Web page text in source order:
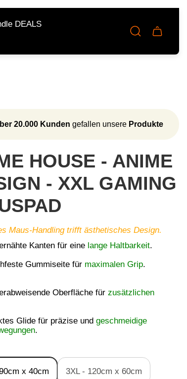
DEALS
Wagens.
20.000 Kunden gefallen unsere Produkte
HOUSE - ANIME
- XXL GAMING
Maus-Handling trifft ästhetisches Design.
Kanten für eine lange Haltbarkeit.
Gummiseite für maximalen Grip.
Oberfläche für zusätzlichen
Glide für präzise und geschmeidige
.
x 40cm 3XL - 120cm x 60cm